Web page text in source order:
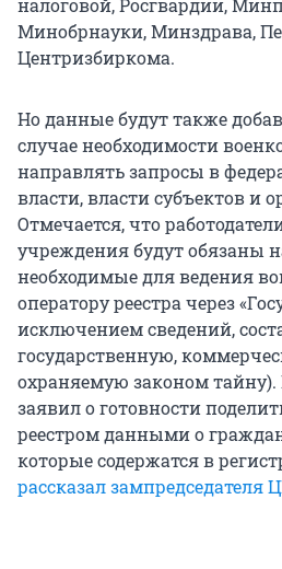
налоговой, Росгвардии,
Минобрнауки, Минздрава,
Центризбиркома.
Но данные будут также
случае необходимости
направлять запросы в
власти, власти субъектов и
Отмечается, что
учреждения будут обязаны
необходимые для ведения
оператору реестра через
исключением сведений,
государственную,
охраняемую законом
заявил о готовности
реестром данными о
которые содержатся в
рассказал зампредседателя